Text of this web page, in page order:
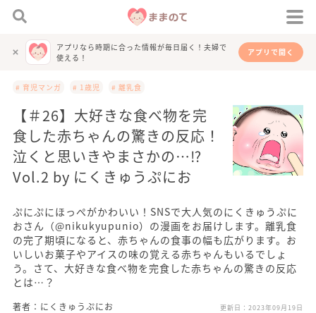
アプリなら時期に合った情報が毎日届く！夫婦で
使える！
アプリで開く
# 育児マンガ # 1歳児 # 離乳食
【＃26】大好きな食べ物を完
食した赤ちゃんの驚きの反応！
泣くと思いきやまさかの…⁉
Vol.2 by にくきゅうぷにお
ぷにぷにほっぺがかわいい！SNSで大人気のにくきゅうぷに
おさん（@nikukyupunio）の漫画をお届けします。離乳食
の完了期頃になると、赤ちゃんの食事の幅も広がります。お
いしいお菓子やアイスの味の覚える赤ちゃんもいるでしょ
う。さて、大好きな食べ物を完食した赤ちゃんの驚きの反応
とは…？
著者：にくきゅうぷにお 更新日： 2023年09月19日